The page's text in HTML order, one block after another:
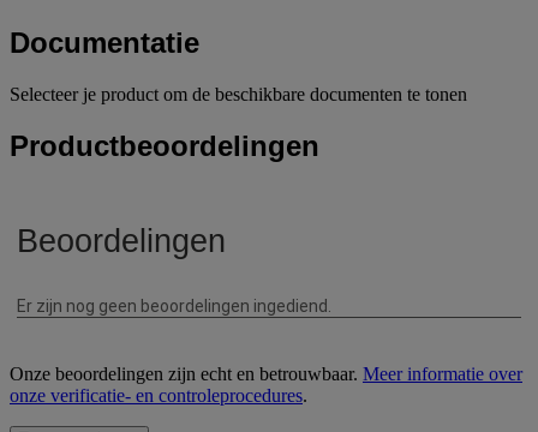
Documentatie
Selecteer je product om de beschikbare documenten te tonen
Productbeoordelingen
Onze beoordelingen zijn echt en betrouwbaar. Meer informatie over
onze verificatie- en controleprocedures.